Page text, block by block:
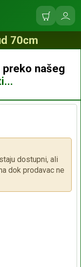
Korpa
se
70cm
našeg
dostupni, ali
dok prodavac ne